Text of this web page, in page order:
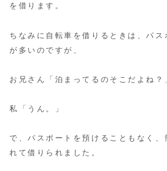
を借ります。
ちなみに自転車を借りるときは、パス
が多いのですが、
お兄さん「泊まってるのそこだよね？
私「うん。」
で、パスポートを預けることもなく、
れて借りられました。